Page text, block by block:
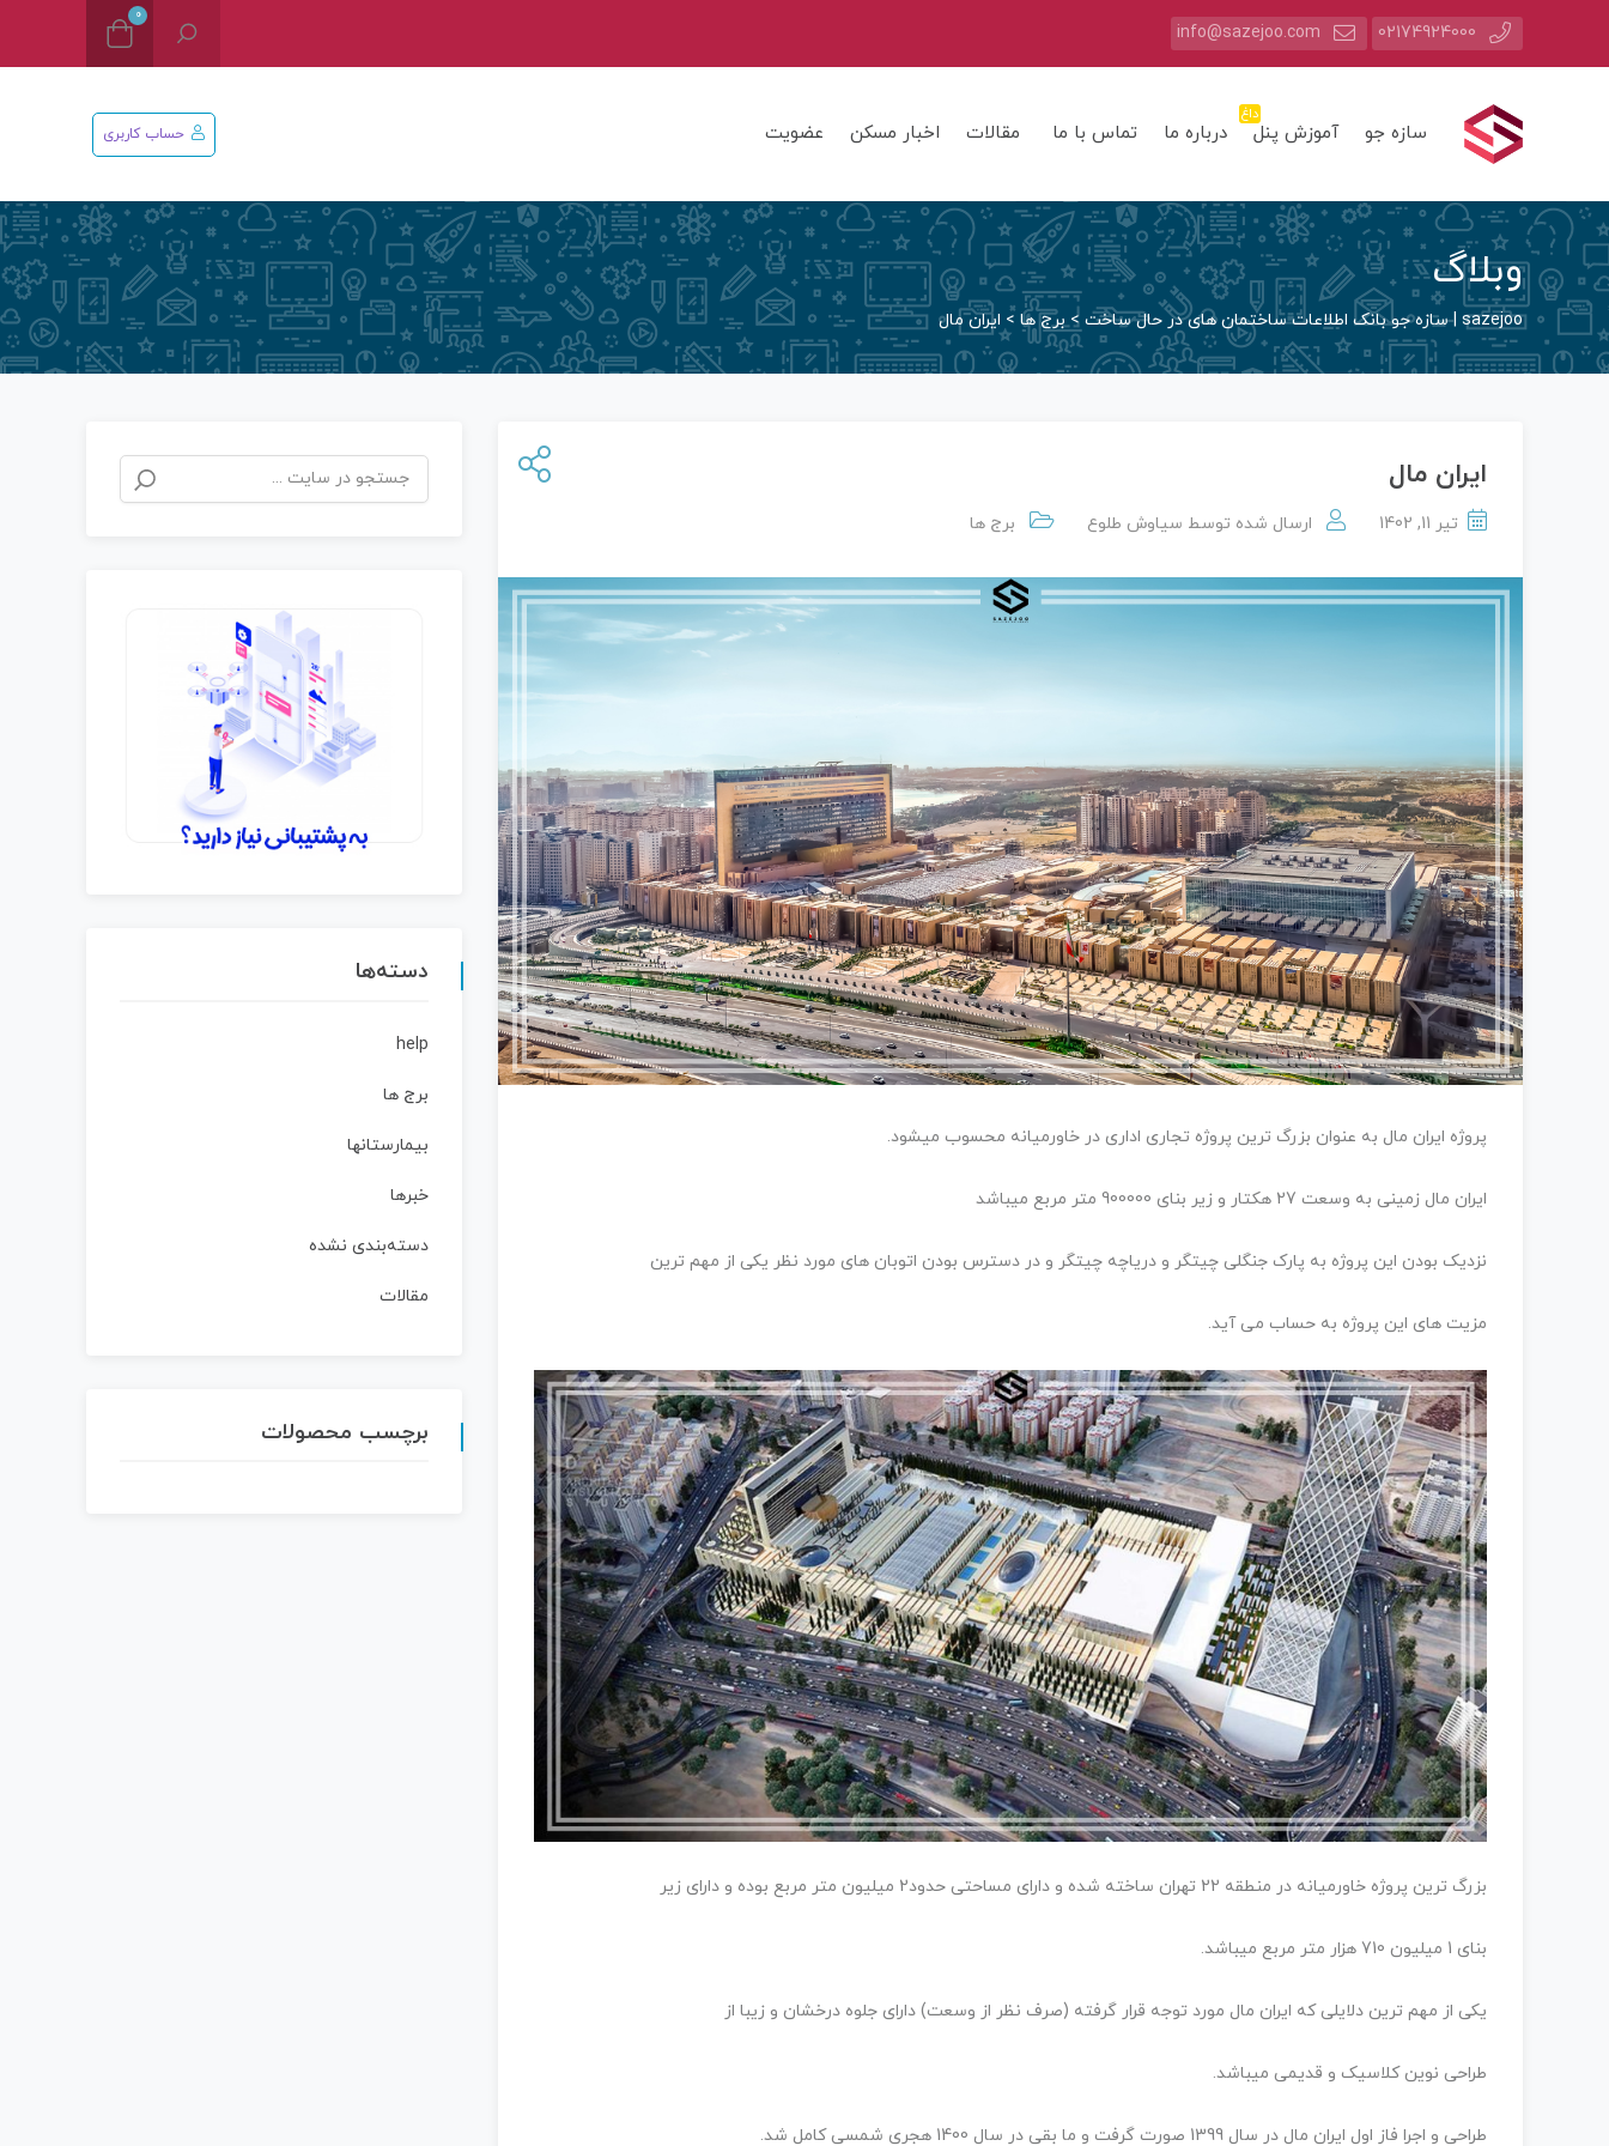
02174924000
info@sazejoo.com
0
سازه جو آموزش پنل
داغ
درباره ما تماس با ما مقالات اخبار مسکن عضویت حساب کاربری
وبلاگ
sazejoo | سازه جو بانک اطلاعات ساختمان های در حال ساخت >برج ها > ایران مال
ایران مال
تیر 11, 1402 ارسال شده توسط سیاوش طلوع برج ها
پروژه ایران مال به عنوان بزرگ ترین پروژه تجاری اداری در خاورمیانه محسوب میشود.
ایران مال زمینی به وسعت 27 هکتار و زیر بنای 900000 متر مربع میباشد
نزدیک بودن این پروژه به پارک جنگلی چیتگر و دریاچه چیتگر و در دسترس بودن اتوبان های مورد نظر یکی از مهم ترین
مزیت های این پروژه به حساب می آید.
بزرگ ترین پروژه خاورمیانه در منطقه 22 تهران ساخته شده و دارای مساحتی حدود2 میلیون متر مربع بوده و دارای زیر
بنای 1 میلیون 710 هزار متر مربع میباشد.
یکی از مهم ترین دلایلی که ایران مال مورد توجه قرار گرفته (صرف نظر از وسعت) دارای جلوه درخشان و زیبا از
طراحی نوین کلاسیک و قدیمی میباشد.
طراحی و اجرا فاز اول ایران مال در سال 1399 صورت گرفت و ما بقی در سال 1400 هجری شمسی کامل شد.
دسته‌ها
help
برج ها
بیمارستانها
خبرها
دسته‌بندی نشده
مقالات
برچسب محصولات